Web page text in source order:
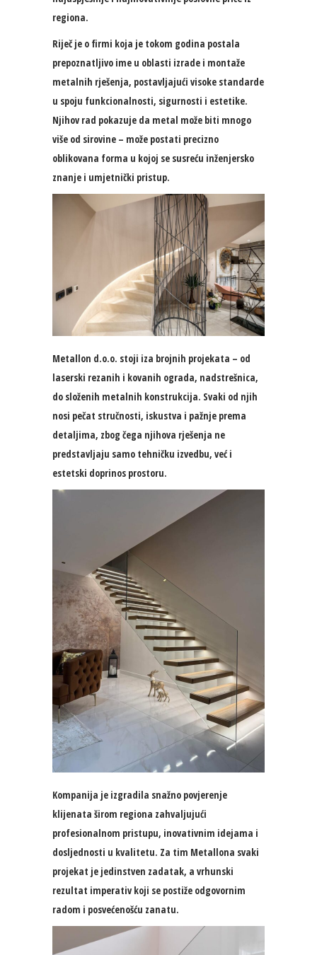
regiona.
Riječ je o firmi koja je tokom godina postala
prepoznatljivo ime u oblasti izrade i montaže
metalnih rješenja, postavljajući visoke standarde
u spoju funkcionalnosti, sigurnosti i estetike.
Njihov rad pokazuje da metal može biti mnogo
više od sirovine – može postati precizno
oblikovana forma u kojoj se susreću inženjersko
znanje i umjetnički pristup.
Metallon d.o.o. stoji iza brojnih projekata – od
laserski rezanih i kovanih ograda, nadstrešnica,
do složenih metalnih konstrukcija. Svaki od njih
nosi pečat stručnosti, iskustva i pažnje prema
detaljima, zbog čega njihova rješenja ne
predstavljaju samo tehničku izvedbu, već i
estetski doprinos prostoru.
Kompanija je izgradila snažno povjerenje
klijenata širom regiona zahvaljujući
profesionalnom pristupu, inovativnim idejama i
dosljednosti u kvalitetu. Za tim Metallona svaki
projekat je jedinstven zadatak, a vrhunski
rezultat imperativ koji se postiže odgovornim
radom i posvećenošću zanatu.